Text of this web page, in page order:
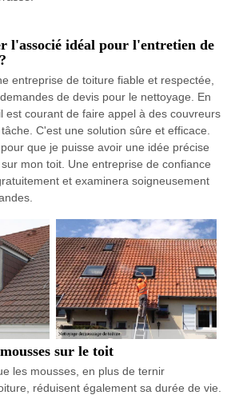
l'associé idéal pour l'entretien de
entreprise de toiture fiable et respectée,
de devis pour le nettoyage. En
est courant de faire appel à des couvreurs
C'est une solution sûre et efficace.
que je puisse avoir une idée précise
mon toit. Une entreprise de confiance
et examinera soigneusement
sur le toit
les mousses, en plus de ternir
réduisent également sa durée de vie.